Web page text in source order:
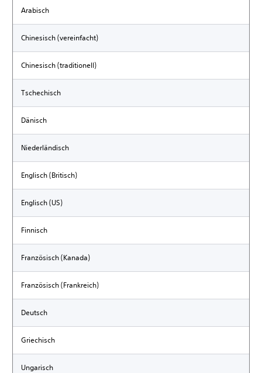
Arabisch
Chinesisch (vereinfacht)
Chinesisch (traditionell)
Tschechisch
Dänisch
Niederländisch
Englisch (Britisch)
Englisch (US)
Finnisch
Französisch (Kanada)
Französisch (Frankreich)
Deutsch
Griechisch
Ungarisch